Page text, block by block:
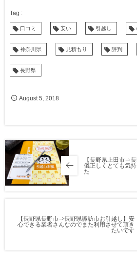
口コミ 安い 引越し
神奈川県 見積もり 評判
長野県
August 5 ,2018
【長野県上田市⇒
儀正しくとても気
た
【長野県長野市⇒長野県諏訪市お引越し】安
心できる業者さんなのでまた利用させて頂き
たいです